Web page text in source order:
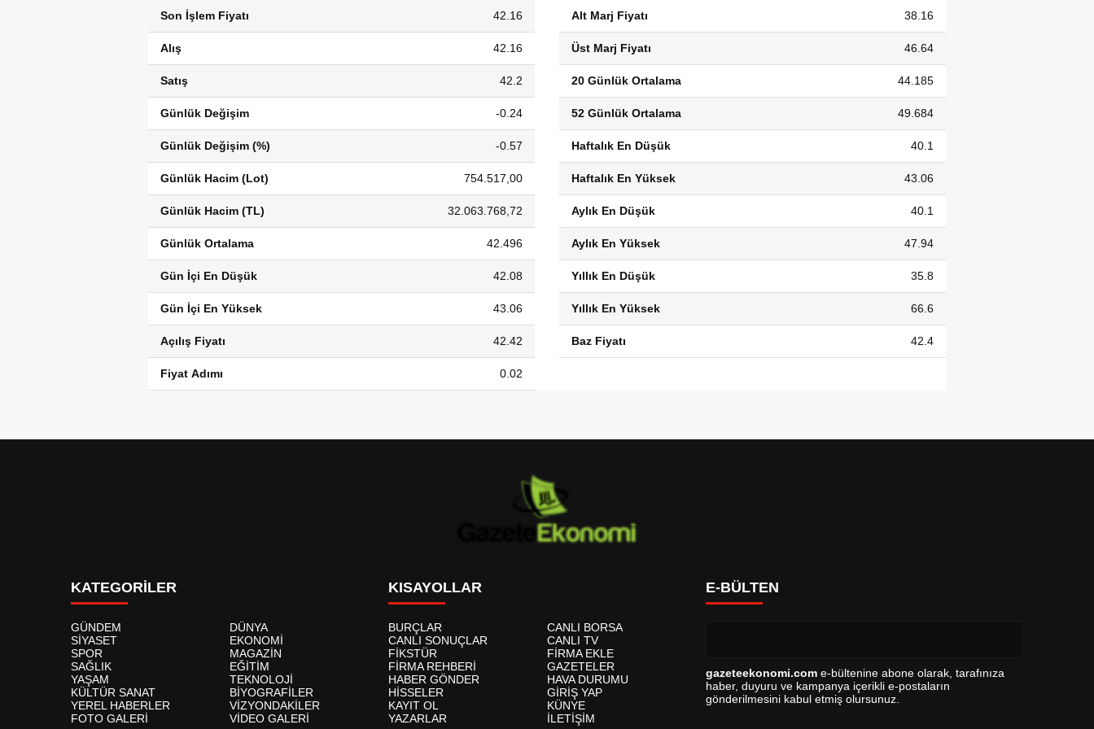
Son İşlem Fiyatı 42.16
Alış 42.16
Satış 42.2
Günlük Değişim -0.24
Günlük Değişim (%) -0.57
Günlük Hacim (Lot) 754.517,00
Günlük Hacim (TL) 32.063.768,72
Günlük Ortalama 42.496
Gün İçi En Düşük 42.08
Gün İçi En Yüksek 43.06
Açılış Fiyatı 42.42
Fiyat Adımı 0.02
Alt Marj Fiyatı 38.16
Üst Marj Fiyatı 46.64
20 Günlük Ortalama 44.185
52 Günlük Ortalama 49.684
Haftalık En Düşük 40.1
Haftalık En Yüksek 43.06
Aylık En Düşük 40.1
Aylık En Yüksek 47.94
Yıllık En Düşük 35.8
Yıllık En Yüksek 66.6
Baz Fiyatı 42.4
KATEGORİLER
GÜNDEM
DÜNYA
SİYASET
EKONOMİ
SPOR
MAGAZİN
SAĞLIK
EĞİTİM
YAŞAM
TEKNOLOJİ
KÜLTÜR SANAT
BİYOGRAFİLER
YEREL HABERLER
VİZYONDAKİLER
FOTO GALERİ
VİDEO GALERİ
KISAYOLLAR
BURÇLAR
CANLI BORSA
CANLI SONUÇLAR
CANLI TV
FİKSTÜR
FİRMA EKLE
FİRMA REHBERİ
GAZETELER
HABER GÖNDER
HAVA DURUMU
HİSSELER
GİRİŞ YAP
KAYIT OL
KÜNYE
YAZARLAR
İLETİŞİM
E-BÜLTEN
gazeteekonomi.com e-bültenine abone olarak, tarafınıza
haber, duyuru ve kampanya içerikli e-postaların
gönderilmesini kabul etmiş olursunuz.